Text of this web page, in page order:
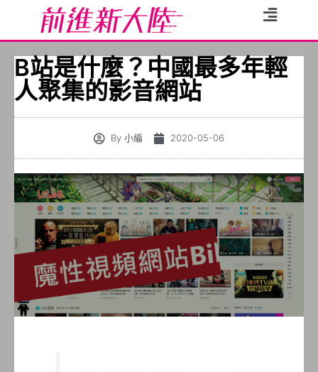
B站是什麼？中國最多年輕
人聚集的影音網站
By 小編 2020-05-06